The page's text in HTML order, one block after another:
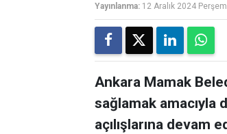
Yayınlanma: 12 Aralık 2024
Ankara Mamak
sağlamak amacıyla
açılışlarına devam